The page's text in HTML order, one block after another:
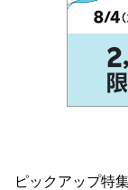
ピックアップ特